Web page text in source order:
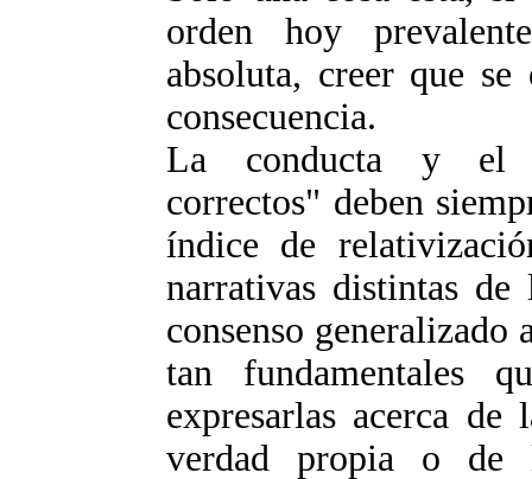
orden hoy
absoluta, creer que
consecuencia.
La conducta y el
correctos" deben
índice de
narrativas distintas
consenso generalizado
tan fundamentales
expresarlas acerca
verdad propia o de